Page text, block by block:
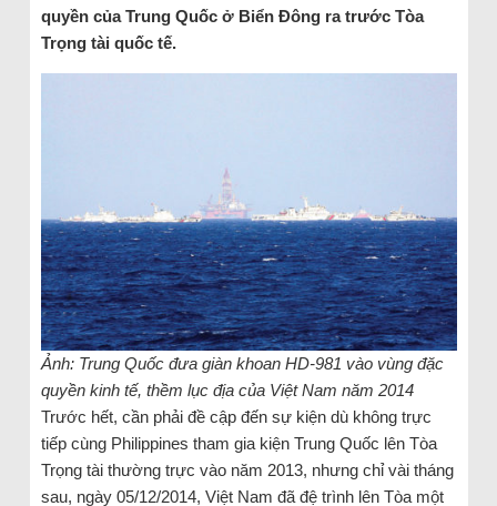
quyền của Trung Quốc ở Biển Đông ra trước Tòa
Trọng tài quốc tế.
Ảnh: Trung Quốc đưa giàn khoan HD-981 vào vùng đặc
quyền kinh tế, thềm lục địa của Việt Nam năm 2014
Trước hết, cần phải đề cập đến sự kiện dù không trực
tiếp cùng Philippines tham gia kiện Trung Quốc lên Tòa
Trọng tài thường trực vào năm 2013, nhưng chỉ vài tháng
sau, ngày 05/12/2014, Việt Nam đã đệ trình lên Tòa một